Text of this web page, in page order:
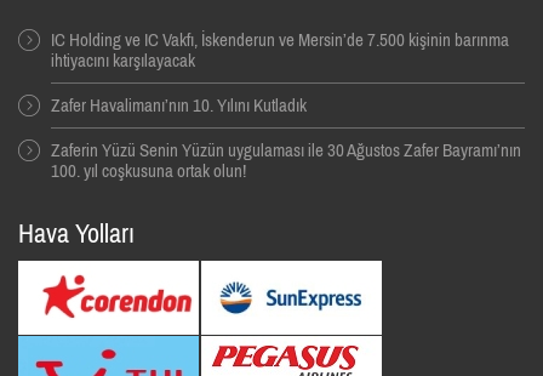
IC Holding ve IC Vakfı, İskenderun ve Mersin’de 7.500 kişinin barınma
ihtiyacını karşılayacak
Zafer Havalimanı’nın 10. Yılını Kutladık
Zaferin Yüzü Senin Yüzün uygulaması ile 30 Ağustos Zafer Bayramı’nın
100. yıl coşkusuna ortak olun!
Hava Yolları